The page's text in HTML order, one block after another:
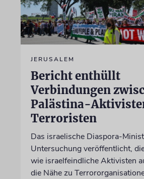
JERUSALEM
Bericht enthüllt
Verbindungen
Palästina-
Terroristen
Das israelische Diaspora-
Untersuchung veröffentlicht,
wie israelfeindliche Aktivisten
die Nähe zu